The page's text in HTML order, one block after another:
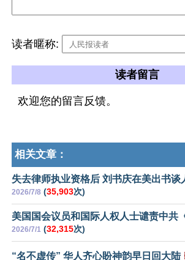
读者暱称:
读者留言
欢迎您的留言反馈。
相关文章：
失去律师执业资格后 刘书庆在美出书谈
2026/7/8 (35,903次)
美国国会议员和国际人权人士谴责中共
2026/7/1 (32,315次)
“名不虚传” 华人齐心盼神韵早日回大陆